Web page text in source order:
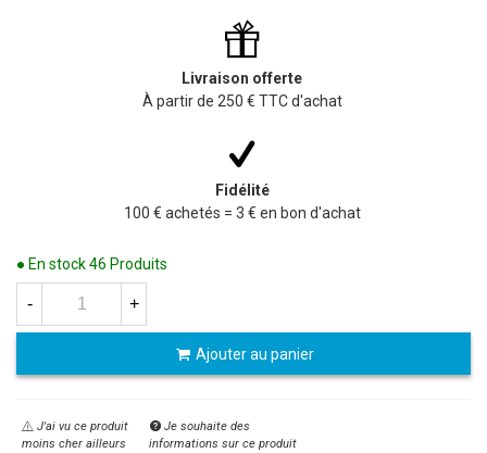
Livraison offerte
À partir de 250 € TTC d'achat
Fidélité
100 € achetés = 3 € en bon d'achat
● En stock46 Produits
- +
Ajouter au panier
J'ai vu ce produit
moins cher ailleurs
Je souhaite des
informations sur ce produit